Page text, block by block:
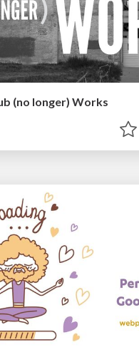
(no longer) Works